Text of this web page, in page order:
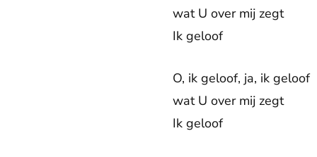
wat U over mij zegt
Ik geloof
O, ik geloof, ja, ik geloof
wat U over mij zegt
Ik geloof